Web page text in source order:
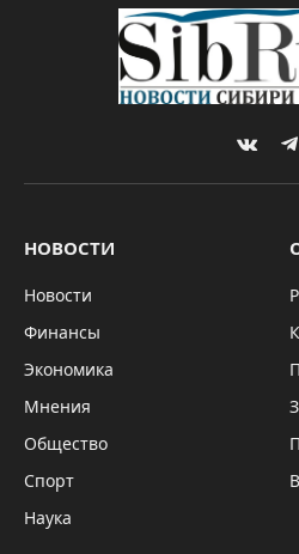
НОВОСТИ
Новости
Финансы
Экономика
Мнения
Общество
Спорт
Наука